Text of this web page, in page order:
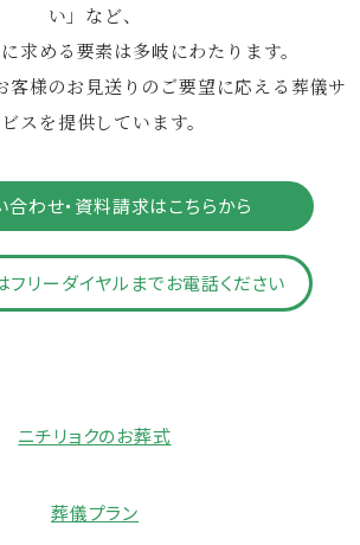
い」など、
求める要素は多岐にわたります。
客様のお見送りのご要望に応える葬儀サ
スを提供しています。
せ・資料請求はこちらから
フリーダイヤルまでお電話ください
ニチリョクのお葬式
葬儀プラン